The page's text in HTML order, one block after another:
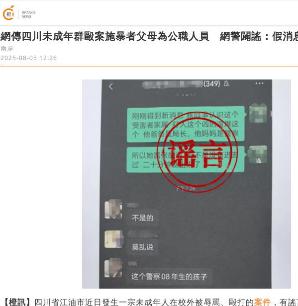
網傳四川未成年群毆案施暴者父母為公職人員 網警闢謠：假消
兩岸
2025-08-05 12:26
【橙訊】 四川省江油市近日發生一宗未成年人在校外被辱罵、毆打的案件 ，有